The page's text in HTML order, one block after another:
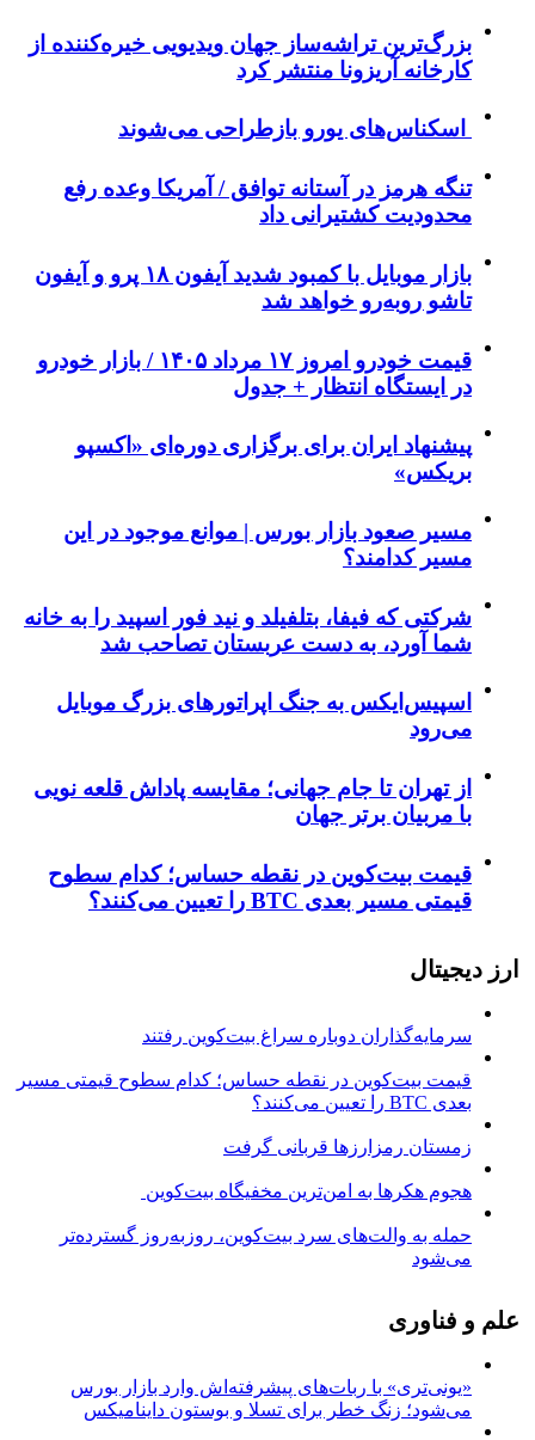
بزرگ‌ترین تراشه‌ساز جهان ویدیویی خیره‌کننده از
کارخانه آریزونا منتشر کرد
اسکناس‌های یورو بازطراحی می‌شوند
تنگه هرمز در آستانه توافق / آمریکا وعده رفع
محدودیت کشتیرانی داد
بازار موبایل با کمبود شدید آیفون ۱۸ پرو و آیفون
تاشو روبه‌رو خواهد شد
قیمت خودرو امروز ۱۷ مرداد ۱۴۰۵ / بازار خودرو
در ایستگاه انتظار + جدول
پیشنهاد ایران برای برگزاری دوره‌ای «اکسپو
بریکس»
مسیر صعود بازار بورس | موانع موجود در این
مسیر کدامند؟
شرکتی که فیفا، بتلفیلد و نید فور اسپید را به خانه
شما آورد، به دست عربستان تصاحب شد
اسپیس‌ایکس به جنگ اپراتورهای بزرگ موبایل
می‌رود
از تهران تا جام جهانی؛ مقایسه پاداش قلعه نویی
با مربیان برتر جهان
قیمت بیت‌کوین در نقطه حساس؛ کدام سطوح
قیمتی مسیر بعدی BTC را تعیین می‌کنند؟
ارز دیجیتال
سرمایه‌گذاران دوباره سراغ بیت‌کوین رفتند
قیمت بیت‌کوین در نقطه حساس؛ کدام سطوح قیمتی مسیر
بعدی BTC را تعیین می‌کنند؟
زمستان رمزارزها قربانی گرفت
هجوم هکرها به امن‌ترین مخفیگاه بیت‌کوین
حمله به والت‌های سرد بیت‌کوین، روزبه‌روز گسترده‌تر
می‌شود
علم و فناوری
«یونی‌تری» با ربات‌های پیشرفته‌اش وارد بازار بورس
می‌شود؛ زنگ خطر برای تسلا و بوستون داینامیکس